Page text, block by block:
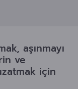
aşınmayı
ve
için